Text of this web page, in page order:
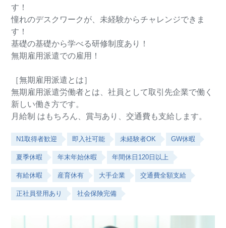
す！
憧れのデスクワークが、未経験からチャレンジできま
す！
基礎の基礎から学べる研修制度あり！
無期雇用派遣での雇用！
［無期雇用派遣とは］
無期雇用派遣労働者とは、社員として取引先企業で働く
新しい働き方です。
月給制 はもちろん、賞与あり、交通費も支給します。
N1取得者歓迎 即入社可能 未経験者OK GW休暇
夏季休暇 年末年始休暇 年間休日120日以上
有給休暇 産育休有 大手企業 交通費全額支給
正社員登用あり 社会保険完備